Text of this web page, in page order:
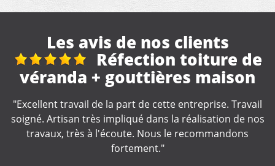
Les avis de nos clients
Réhon, 2 rue aubrion
"Merci, devis rapide, travail qui s'en suit correct. Equipe
de travaux cordiale."
De pascal38